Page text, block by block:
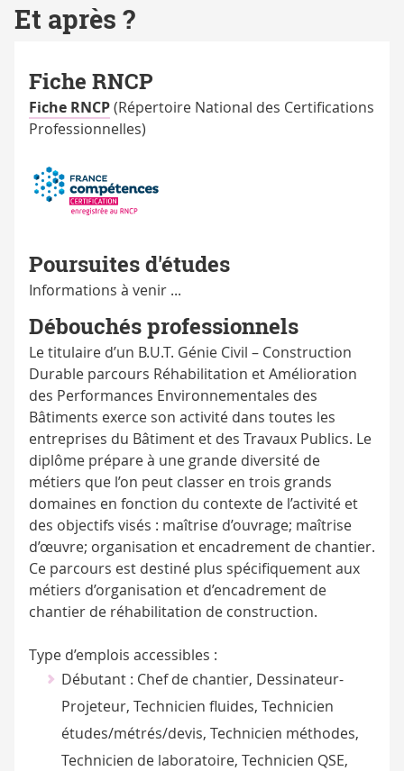
Et après ?
Fiche RNCP
Fiche RNCP(Répertoire National des Certifications
Professionnelles)
Poursuites d'études
Informations à venir ...
Débouchés professionnels
Le titulaire d’un B.U.T. Génie Civil – Construction
Durable parcours Réhabilitation et Amélioration
des Performances Environnementales des
Bâtiments exerce son activité dans toutes les
entreprises du Bâtiment et des Travaux Publics. Le
diplôme prépare à une grande diversité de
métiers que l’on peut classer en trois grands
domaines en fonction du contexte de l’activité et
des objectifs visés : maîtrise d’ouvrage; maîtrise
d’œuvre; organisation et encadrement de chantier.
Ce parcours est destiné plus spécifiquement aux
métiers d’organisation et d’encadrement de
chantier de réhabilitation de construction.
Type d’emplois accessibles :
Débutant : Chef de chantier, Dessinateur-
Projeteur, Technicien fluides, Technicien
études/métrés/devis, Technicien méthodes,
Technicien de laboratoire, Technicien QSE,